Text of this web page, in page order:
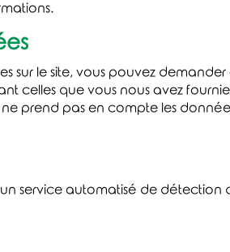
sur le site, vous pouvez
celles que vous nous avez
prend pas en compte les
service automatisé de détection